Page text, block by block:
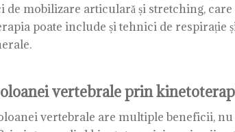
mobilizare articulară și stretching,
poate include și tehnici de
vertebrale prin
vertebrale are multiple beneficii,